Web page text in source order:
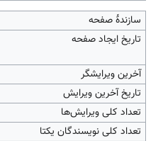
سازندۀ صفحه
تاریخ ایجاد صفحه
آخرین ویرایشگر
تاریخ آخرین ویرایش
تعداد کلی ویرایش‌ها
تعداد کلی نویسندگان یکتا